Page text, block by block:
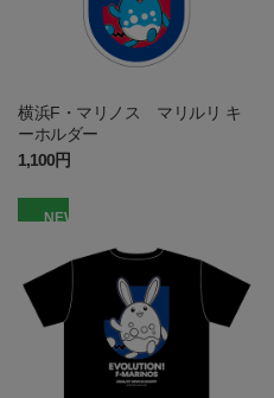
横浜F・マリノス マリルリ キ
ーホルダー
1,100円
NEW